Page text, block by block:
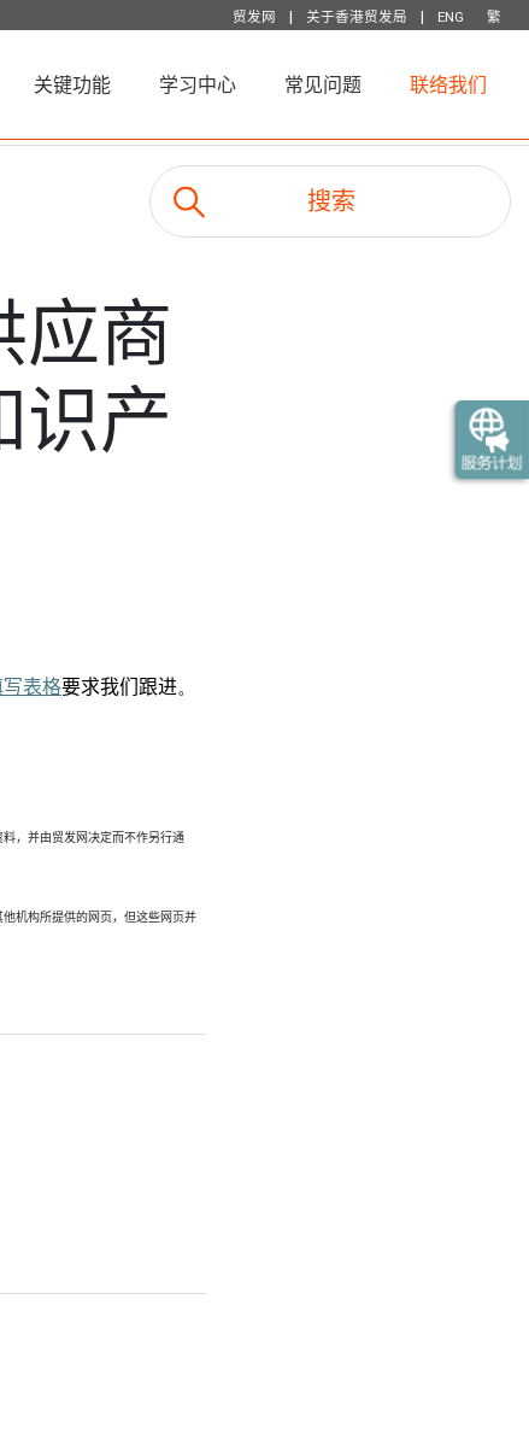
贸发网 | 关于香港贸发局 | ENG 繁
关键功能 学习中心 常见问题 联络我们
应商
识产
写表格要求我们 跟进。
，并由贸发网决定而不作另行通
机构所提供的网页，但这些网页并